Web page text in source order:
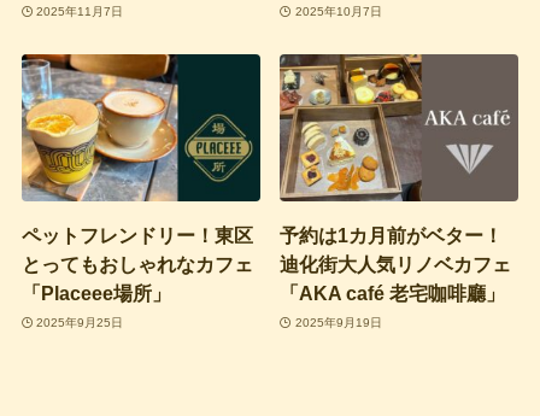
2025年11月7日 2025年10月7日
ペットフレンドリー！東区
とってもおしゃれなカフェ
「Placeee場所」
2025年9月25日
予約は1カ月前がベター！
迪化街大人気リノベカフェ
「AKA café 老宅咖啡廳」
2025年9月19日